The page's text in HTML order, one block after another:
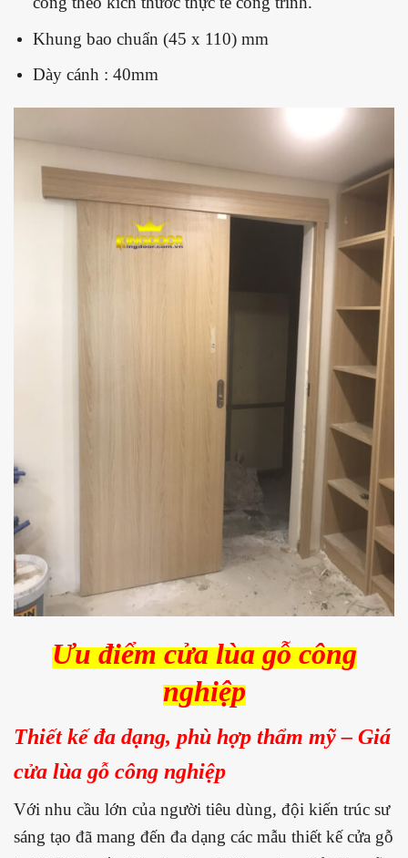
Khung bao chuẩn (45 x 110) mm
Dày cánh : 40mm
Ưu điểmcửa lùa gỗ công
nghiệp
Thiết kế đa dạng, phù hợp thẩm mỹ – Giá
cửa lùa gỗ công nghiệp
Với nhu cầu lớn của người tiêu dùng, đội kiến trúc sư
sáng tạo đã mang đến đa dạng các mẫu thiết kế cửa gỗ